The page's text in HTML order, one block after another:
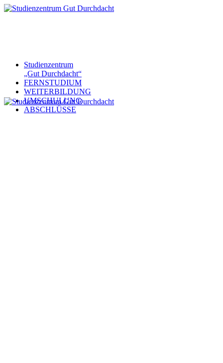
Studienzentrum
„Gut Durchdacht“
FERNSTUDIUM
WEITERBILDUNG
UMSCHULUNG
ABSCHLÜSSE